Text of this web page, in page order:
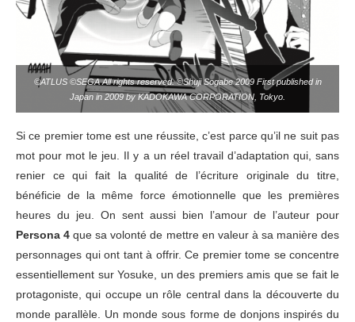
©ATLUS ©SEGA All rights reserved. ©Shuji Sogabe 2009 First published in
Japan in 2009 by KADOKAWA CORPORATION, Tokyo.
Si ce premier tome est une réussite, c’est parce qu’il ne suit pas
mot pour mot le jeu. Il y a un réel travail d’adaptation qui, sans
renier ce qui fait la qualité de l’écriture originale du titre,
bénéficie de la même force émotionnelle que les premières
heures du jeu. On sent aussi bien l’amour de l’auteur pour
Persona 4 que sa volonté de mettre en valeur à sa manière des
personnages qui ont tant à offrir. Ce premier tome se concentre
essentiellement sur Yosuke, un des premiers amis que se fait le
protagoniste, qui occupe un rôle central dans la découverte du
monde parallèle. Un monde sous forme de donjons inspirés du